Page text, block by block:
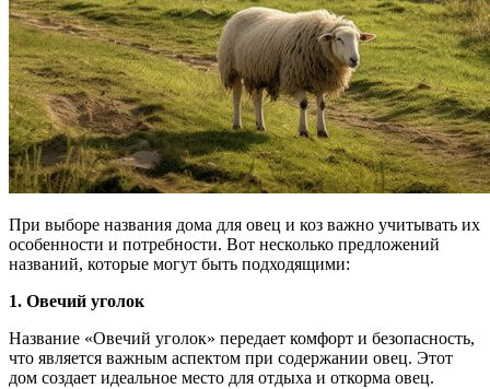
При выборе названия дома для овец и коз важно учитывать их
особенности и потребности. Вот несколько предложений
названий, которые могут быть подходящими:
1. Овечий уголок
Название «Овечий уголок» передает комфорт и безопасность,
что является важным аспектом при содержании овец. Этот
дом создает идеальное место для отдыха и откорма овец.